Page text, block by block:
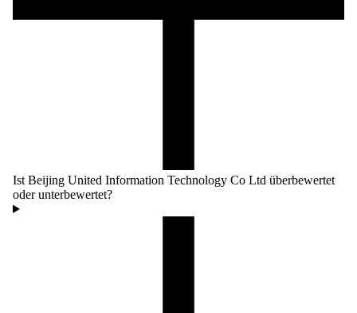
Ist Beijing United Information Technology Co Ltd überbewertet
oder unterbewertet?